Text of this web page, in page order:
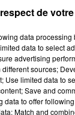
de
data
data to select
advertising
sources;
limited data to
Save and
data to offer
Match and